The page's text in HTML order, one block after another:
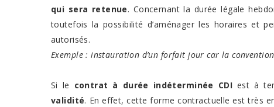
qui sera retenue. Concernant la durée légale
toutefois la possibilité d’aménager les horaires et
autorisés.
Exemple : instauration d’un forfait jour car la
Si le contrat à durée indéterminée CDI est à
validité. En effet, cette forme contractuelle est très